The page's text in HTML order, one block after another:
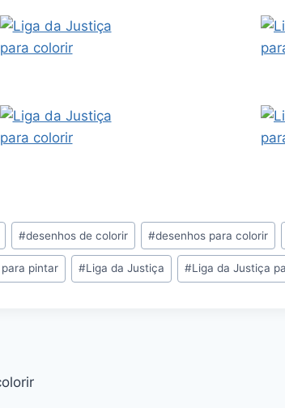
#desenhos de colorir #desenhos para colorir
pintar #Liga da Justiça #Liga da Justiça